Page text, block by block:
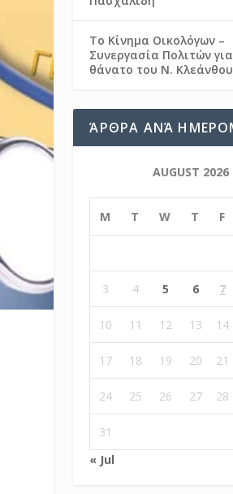
Το Κίνημα Οικολόγων –
Συνεργασία Πολιτών
θάνατο του Ν.
ΆΡΘΡΑ ΑΝΆ
AUGUST 2026
M T W T F
3 4 5 6 7
10 11 12 13 14
17 18 19 20 21
24 25 26 27 28
31
« Jul